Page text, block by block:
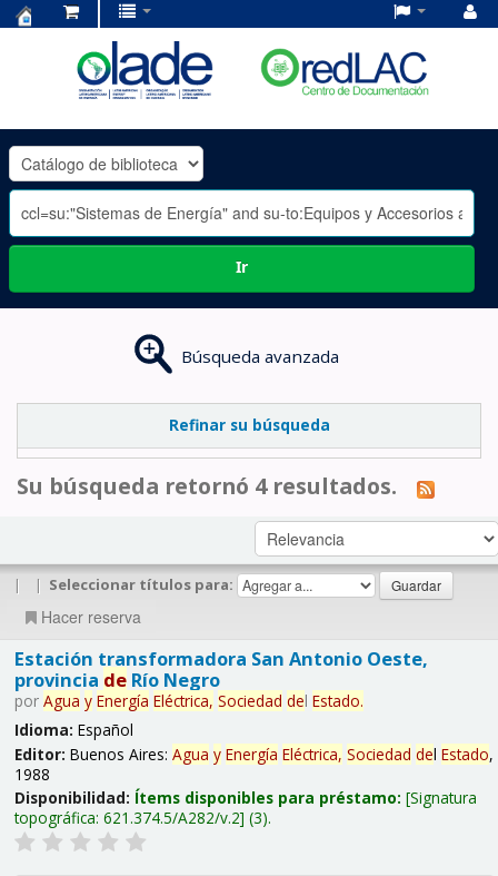
OLADE
-
Ir
Búsqueda avanzada
Refinar su búsqueda
Su búsqueda retornó 4 resultados.
| | Seleccionar títulos para:
Hacer reserva
Estación transformadora San Antonio Oeste,
provincia deRío Negro
por Agua y Energía Eléctrica, Sociedad del Estado.
Idioma: Español
Editor: Buenos Aires: Agua y Energía Eléctrica, Sociedad del Estado,
1988
Disponibilidad: Ítems disponibles para préstamo: Signatura
topográfica: 621.374.5/A282/v.2 (3).